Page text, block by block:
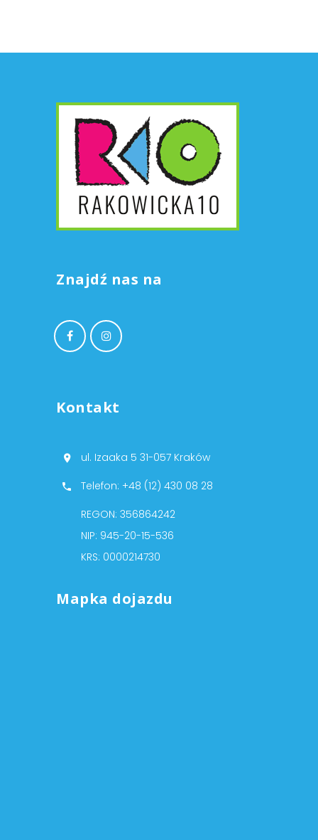
Znajdź nas na
Kontakt
ul. Izaaka 5 31-057 Kraków
Telefon: +48 (12) 430 08 28
REGON: 356864242
NIP: 945-20-15-536
KRS: 0000214730
Mapka dojazdu